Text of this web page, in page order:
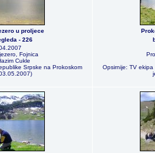
u proljece
- 226
Fojnica
Cukle
Srpske na Prokoskom
Opsirnije: TV